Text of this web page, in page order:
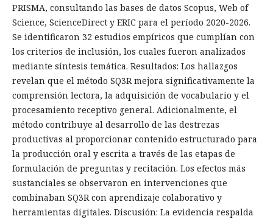
PRISMA, consultando las bases de datos Scopus, Web of
Science, ScienceDirect y ERIC para el período 2020-2026.
Se identificaron 32 estudios empíricos que cumplían con
los criterios de inclusión, los cuales fueron analizados
mediante síntesis temática. Resultados: Los hallazgos
revelan que el método SQ3R mejora significativamente la
comprensión lectora, la adquisición de vocabulario y el
procesamiento receptivo general. Adicionalmente, el
método contribuye al desarrollo de las destrezas
productivas al proporcionar contenido estructurado para
la producción oral y escrita a través de las etapas de
formulación de preguntas y recitación. Los efectos más
sustanciales se observaron en intervenciones que
combinaban SQ3R con aprendizaje colaborativo y
herramientas digitales. Discusión: La evidencia respalda